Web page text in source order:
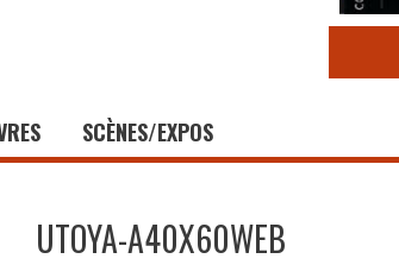
SCÈNES/EXPOS
UTOYA-A40X60WEB